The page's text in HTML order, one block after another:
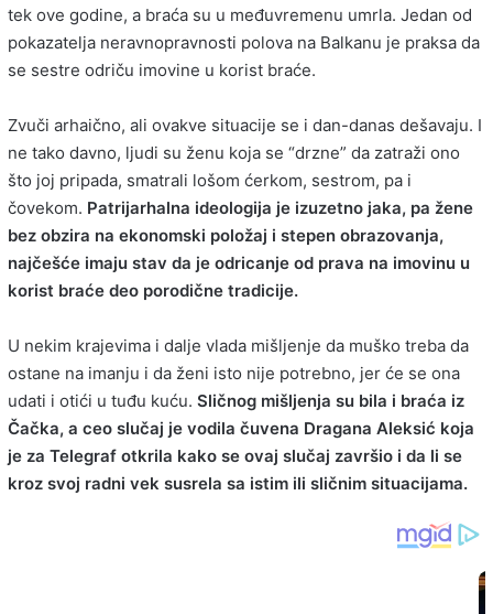
tek ove godine, a braća su u međuvremenu umrla. Jedan od
pokazatelja neravnopravnosti polova na Balkanu je praksa da
se sestre odriču imovine u korist braće.
Zvuči arhaično, ali ovakve situacije se i dan-danas dešavaju. I
ne tako davno, ljudi su ženu koja se “drzne” da zatraži ono
što joj pripada, smatrali lošom ćerkom, sestrom, pa i
čovekom. Patrijarhalna ideologija je izuzetno jaka, pa žene
bez obzira na ekonomski položaj i stepen obrazovanja,
najčešće imaju stav da je odricanje od prava na imovinu u
korist braće deo porodične tradicije.
U nekim krajevima i dalje vlada mišljenje da muško treba da
ostane na imanju i da ženi isto nije potrebno, jer će se ona
udati i otići u tuđu kuću. Sličnog mišljenja su bila i braća iz
Čačka, a ceo slučaj je vodila čuvena Dragana Aleksić koja
je za Telegraf otkrila kako se ovaj slučaj završio i da li se
kroz svoj radni vek susrela sa istim ili sličnim situacijama.